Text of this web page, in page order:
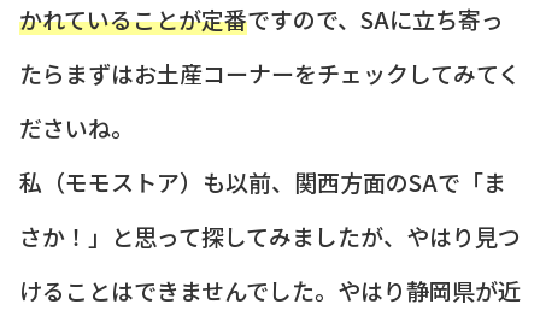
かれていることが定番ですので、SAに立ち寄っ
たらまずはお土産コーナーをチェックしてみてく
ださいね。
私（モモストア）も以前、関西方面のSAで「ま
さか！」と思って探してみましたが、やはり見つ
けることはできませんでした。やはり静岡県が近